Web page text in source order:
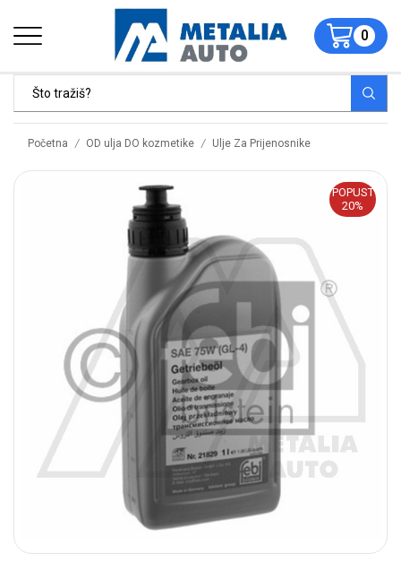
0
Početna / OD ulja DO kozmetike / Ulje Za Prijenosnike
POPUST
20%